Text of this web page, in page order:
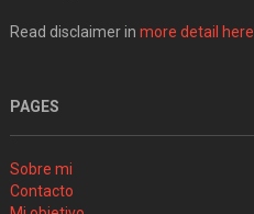
Read disclaimer in more detail here
PAGES
Sobre mi
Contacto